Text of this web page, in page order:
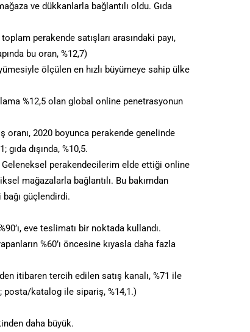
ve dükkanlarla bağlantılı oldu. Gıda
perakende satışları arasındaki payı,
bu oran, %12,7)
ölçülen en hızlı büyümeye sahip ülke
%12,5 olan global online penetrasyonun
oranı, 2020 boyunca perakende genelinde
dışında, %10,5.
perakendecilerim elde ettiği online
mağazalarla bağlantılı. Bu bakımdan
güçlendirdi.
eve teslimatı bir noktada kullandı.
%60’ı öncesine kıyasla daha fazla
itibaren tercih edilen satış kanalı, %71 ile
posta/katalog ile sipariş, %14,1.)
daha büyük.